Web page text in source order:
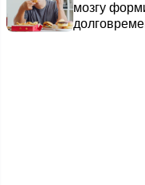
мозгу